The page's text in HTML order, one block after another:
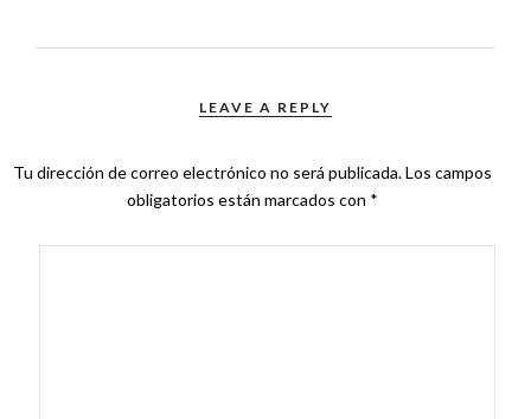
LEAVE A REPLY
Tu dirección de correo electrónico no será publicada.Los campos
obligatorios están marcados con *